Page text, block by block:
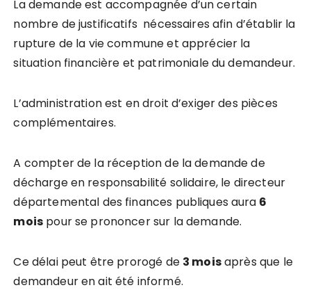
La demande est accompagnée d’un certain
nombre de justificatifs nécessaires afin d’établir la
rupture de la vie commune et apprécier la
situation financière et patrimoniale du demandeur.
L’administration est en droit d’exiger des pièces
complémentaires.
A compter de la réception de la demande de
décharge en responsabilité solidaire, le directeur
départemental des finances publiques aura 6
mois pour se prononcer sur la demande.
Ce délai peut être prorogé de 3 moisaprès que le
demandeur en ait été informé.